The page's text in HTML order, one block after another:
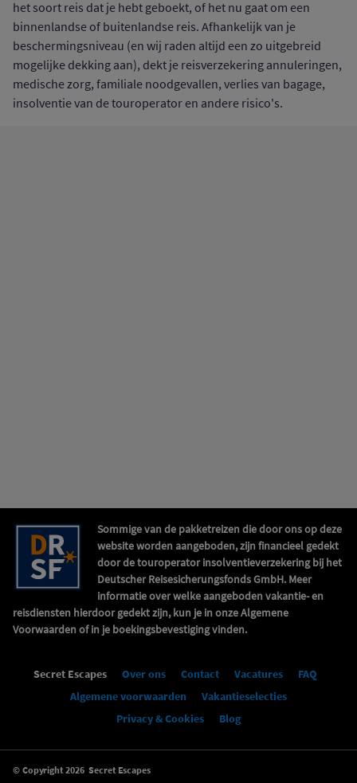
het soort reis dat je hebt geboekt, of het nu gaat om een
binnenlandse of buitenlandse reis. Afhankelijk van je
beschermingsniveau (en wij raden altijd een zo uitgebreid
mogelijke dekking aan), dekt je reisverzekering annuleringen,
medische zorg, familiale noodgevallen, verlies van bagage,
insolventie van de touroperator en andere risico's.
Sommige van de pakketreizen die door ons op deze
website worden aangeboden, zijn financieel gedekt
door de touroperator insolventieverzekering bij het
Deutscher Reisesicherungsfonds GmbH. Meer
informatie over welke aangeboden vakantie- en
reisdiensten hierdoor gedekt zijn, kun je in onze Algemene
Voorwaarden of in je boekingsbevestiging vinden.
Secret Escapes Over ons Contact Vacatures
FAQ
Algemene voorwaarden
Vakantieselecties
Privacy & Cookies
Blog
© Copyright 2026 Secret Escapes